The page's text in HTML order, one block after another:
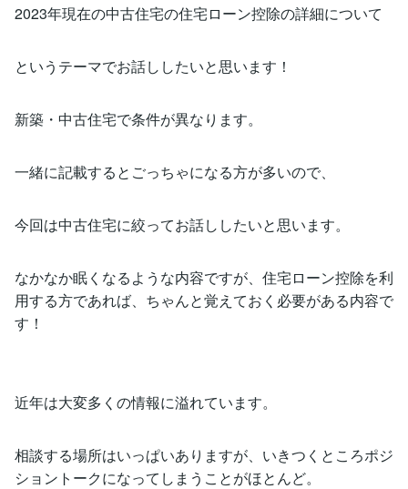
2023年現在の中古住宅の住宅ローン控除の詳細について
というテーマでお話ししたいと思います！
新築・中古住宅で条件が異なります。
一緒に記載するとごっちゃになる方が多いので、
今回は中古住宅に絞ってお話ししたいと思います。
なかなか眠くなるような内容ですが、住宅ローン控除を利
用する方であれば、ちゃんと覚えておく必要がある内容で
す！
近年は大変多くの情報に溢れています。
相談する場所はいっぱいありますが、いきつくところポジ
ショントークになってしまうことがほとんど。